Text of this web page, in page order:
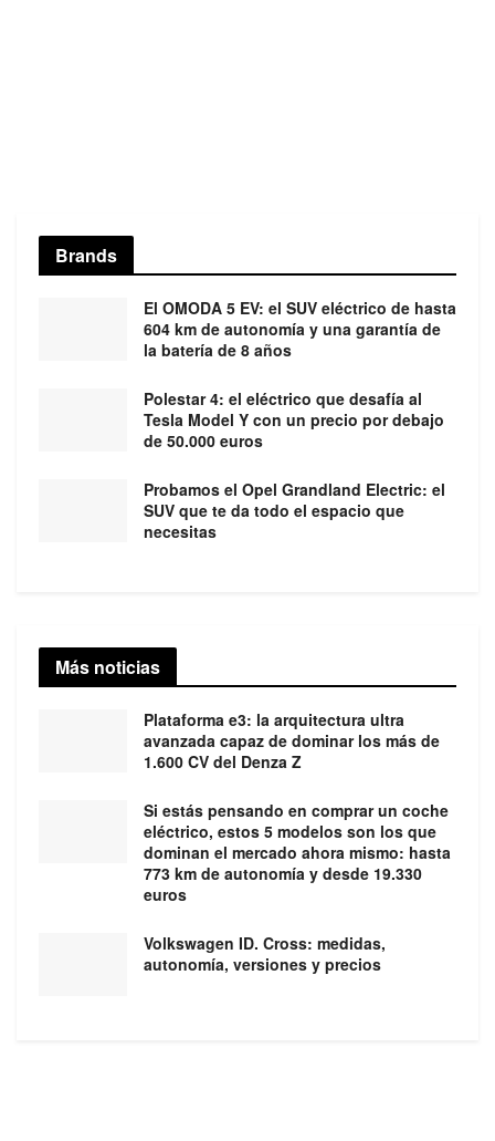
Brands
El OMODA 5 EV: el SUV eléctrico de hasta
604 km de autonomía y una garantía de
la batería de 8 años
Polestar 4: el eléctrico que desafía al
Tesla Model Y con un precio por debajo
de 50.000 euros
Probamos el Opel Grandland Electric: el
SUV que te da todo el espacio que
necesitas
Más noticias
Plataforma e3: la arquitectura ultra
avanzada capaz de dominar los más de
1.600 CV del Denza Z
Si estás pensando en comprar un coche
eléctrico, estos 5 modelos son los que
dominan el mercado ahora mismo: hasta
773 km de autonomía y desde 19.330
euros
Volkswagen ID. Cross: medidas,
autonomía, versiones y precios